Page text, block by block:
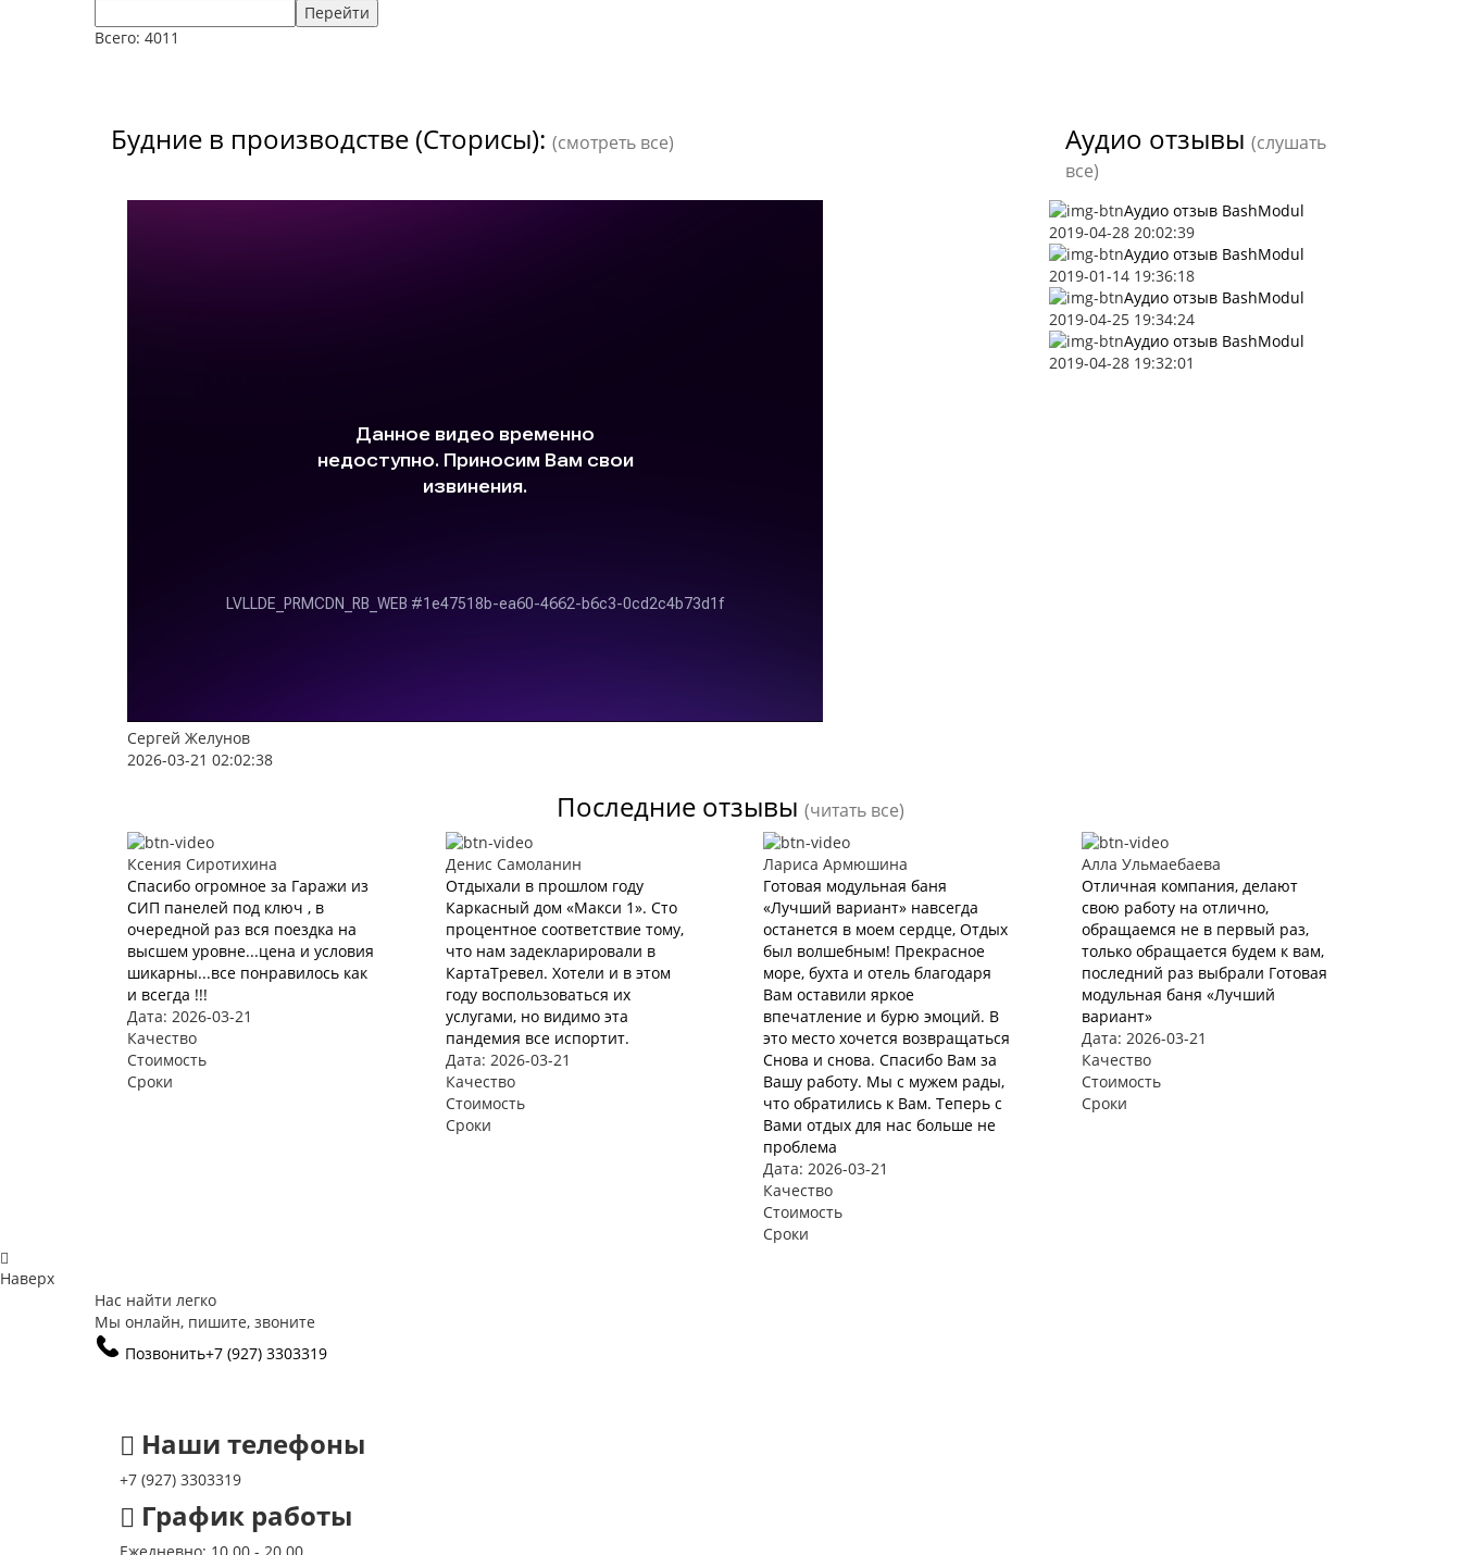
Перейти
Всего: 4011
Будние в производстве (Сторисы): (смотреть все) Аудио отзывы (слушать
все)
Сергей Желунов
2026-03-21 02:02:38
Аудио отзыв BashModul
2019-04-28 20:02:39
Аудио отзыв BashModul
2019-01-14 19:36:18
Аудио отзыв BashModul
2019-04-25 19:34:24
Аудио отзыв BashModul
2019-04-28 19:32:01
Последние отзывы (читать все)
Ксения Сиротихина
Спасибо огромное за Гаражи из
СИП панелей под ключ , в
очередной раз вся поездка на
высшем уровне...цена и условия
шикарны...все понравилось как
и всегда !!!
Дата: 2026-03-21
Качество
Стоимость
Сроки
Денис Самоланин
Отдыхали в прошлом году
Каркасный дом «Макси 1». Сто
процентное соответствие тому,
что нам задекларировали в
КартаТревел. Хотели и в этом
году воспользоваться их
услугами, но видимо эта
пандемия все испортит.
Дата: 2026-03-21
Качество
Стоимость
Сроки
Лариса Армюшина
Готовая модульная баня
«Лучший вариант» навсегда
останется в моем сердце, Отдых
был волшебным! Прекрасное
море, бухта и отель благодаря
Вам оставили яркое
впечатление и бурю эмоций. В
это место хочется возвращаться
Снова и снова. Спасибо Вам за
Вашу работу. Мы с мужем рады,
что обратились к Вам. Теперь с
Вами отдых для нас больше не
проблема
Дата: 2026-03-21
Качество
Стоимость
Сроки
Алла Ульмаебаева
Отличная компания, делают
свою работу на отлично,
обращаемся не в первый раз,
только обращается будем к вам,
последний раз выбрали Готовая
модульная баня «Лучший
вариант»
Дата: 2026-03-21
Качество
Стоимость
Сроки
Наверх
Нас найти легко
Мы онлайн, пишите, звоните
Позвонить+7 (927) 3303319
Наши телефоны
+7 (927) 3303319
График работы